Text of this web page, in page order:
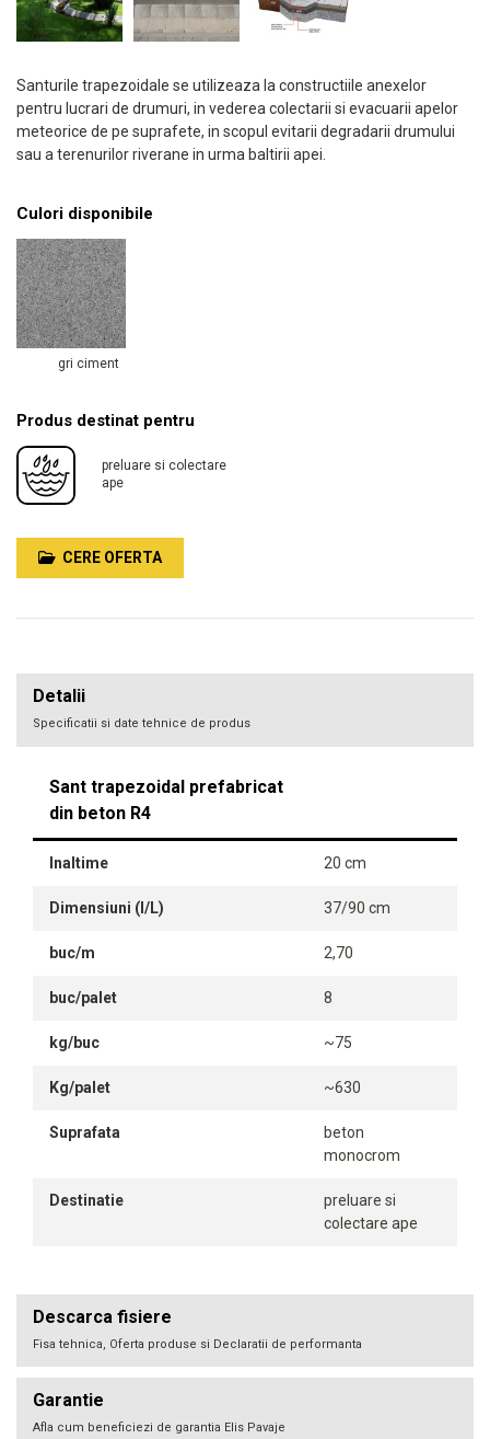
Santurile trapezoidale se utilizeaza la constructiile anexelor
pentru lucrari de drumuri, in vederea colectarii si evacuarii apelor
meteorice de pe suprafete, in scopul evitarii degradarii drumului
sau a terenurilor riverane in urma baltirii apei.
Culori disponibile
gri ciment
Produs destinat pentru
preluare si colectare
ape
CERE OFERTA
Detalii
Specificatii si date tehnice de produs
Sant trapezoidal prefabricat
din beton R4
Inaltime 20 cm
Dimensiuni (l/L) 37/90 cm
buc/m 2,70
buc/palet 8
kg/buc ~75
Kg/palet ~630
Suprafata
beton
monocrom
Destinatie
preluare si
colectare ape
Descarca fisiere
Fisa tehnica, Oferta produse si Declaratii de performanta
Garantie
Afla cum beneficiezi de garantia Elis Pavaje